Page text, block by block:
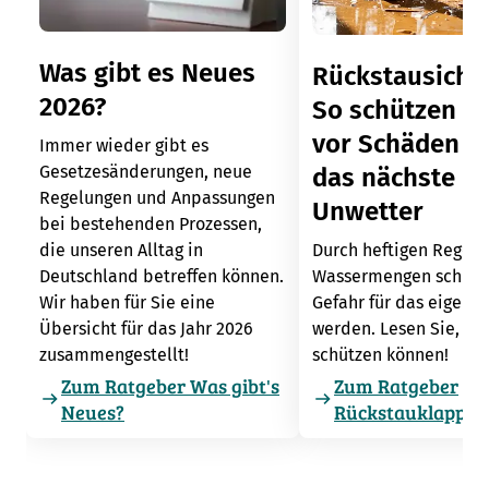
Was gibt es Neues
2026?
Immer wieder gibt es
Gesetzesänderungen, neue
Regelungen und Anpassungen
bei bestehenden Prozessen,
die unseren Alltag in
Deutschland betreffen können.
Wir haben für Sie eine
Übersicht für das Jahr 2026
zusammengestellt!
Zum Ratgeber Was gibt's
Neues?
So schützen
vor Schäden
das nächste
Unwetter
Durch heftigen Regen
Wassermengen
Gefahr für das eigene
werden. Lesen Sie,
schützen können!
Zum Ratgeber
Rückstauklappe